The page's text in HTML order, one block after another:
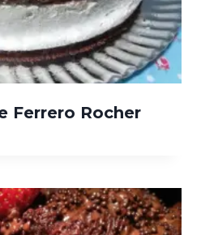
Ferrero Rocher